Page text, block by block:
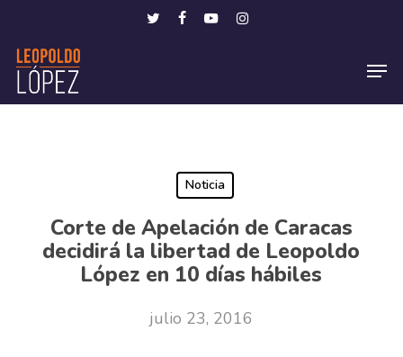
main
content
twitterfacebookyoutubeinstagram
Noticia
Corte de Apelación de Caracas
decidirá la libertad de Leopoldo
López en 10 días hábiles
julio 23, 2016